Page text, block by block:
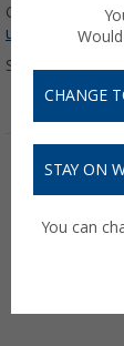
unsere
Sortieren:
%
CHANGE
STAY ON
You can